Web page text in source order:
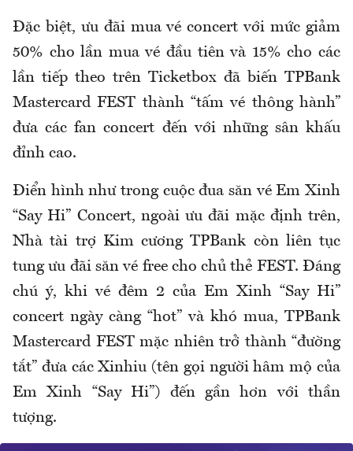
Đặc biệt, ưu đãi mua vé concert với mức giảm
50% cho lần mua vé đầu tiên và 15% cho các
lần tiếp theo trên Ticketbox đã biến TPBank
Mastercard FEST thành “tấm vé thông hành”
đưa các fan concert đến với những sân khấu
đỉnh cao.
Điển hình như trong cuộc đua săn vé Em Xinh
“Say Hi” Concert, ngoài ưu đãi mặc định trên,
Nhà tài trợ Kim cương TPBank còn liên tục
tung ưu đãi săn vé free cho chủ thẻ FEST. Đáng
chú ý, khi vé đêm 2 của Em Xinh “Say Hi”
concert ngày càng “hot” và khó mua, TPBank
Mastercard FEST mặc nhiên trở thành “đường
tắt” đưa các Xinhiu (tên gọi người hâm mộ của
Em Xinh “Say Hi”) đến gần hơn với thần
tượng.